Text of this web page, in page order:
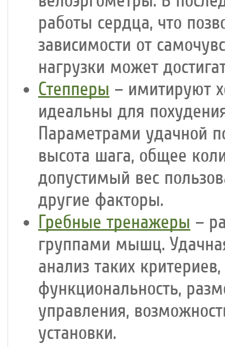
работы сердца, что
зависимости от
нагрузки может
Степперы – имитируют
идеальны для
Параметрами удачной
высота шага, общее
допустимый вес
другие факторы.
Гребные тренажеры –
группами мышц.
анализ таких
функциональность,
управления,
установки.